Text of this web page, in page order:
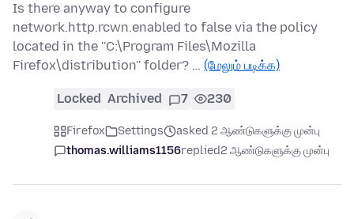
Is there anyway to configure
network.http.rcwn.enabled to false via the policy
located in the ''C:\Program Files\Mozilla
Firefox\distribution'' folder? … (மேலும் படிக்க)
Locked Archived 7 230
Firefox Settings
asked 2 ஆண்டுகளுக்கு முன்பு
thomas.williams1156replied2 ஆண்டுகளுக்கு முன்பு